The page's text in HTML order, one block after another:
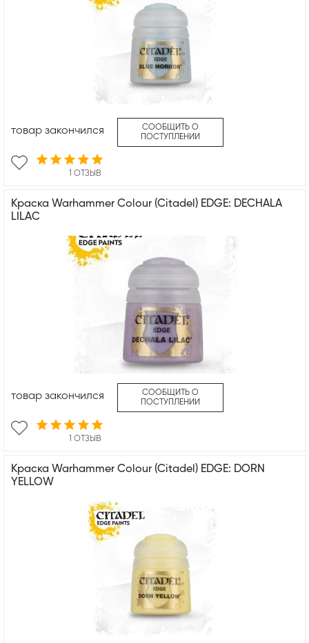
1 ОТЗЫВ
товар закончился
СООБЩИТЬ О
ПОСТУПЛЕНИИ
Краска Warhammer Colour (Citadel) EDGE: DECHALA
LILAC
1 ОТЗЫВ
товар закончился
СООБЩИТЬ О
ПОСТУПЛЕНИИ
Краска Warhammer Colour (Citadel) EDGE: DORN
YELLOW